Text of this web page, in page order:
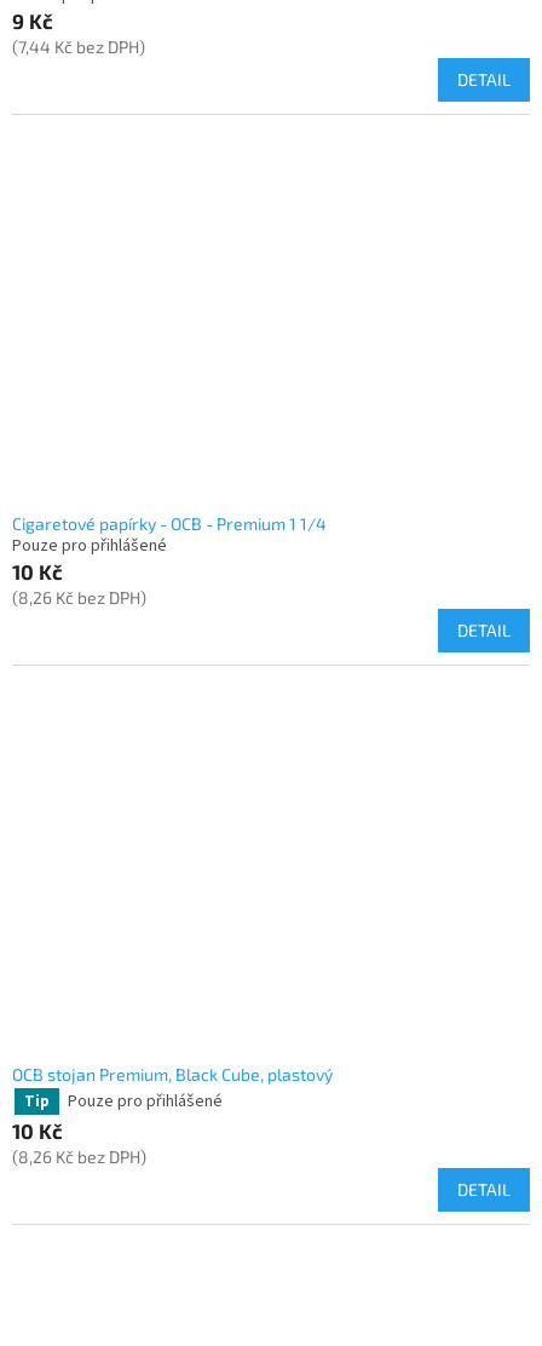
9 Kč
(7,44 Kč bez DPH)
DETAIL
Cigaretové papírky - OCB - Premium 1 1/4
Pouze pro přihlášené
10 Kč
(8,26 Kč bez DPH)
DETAIL
OCB stojan Premium, Black Cube, plastový
Tip
Pouze pro přihlášené
10 Kč
(8,26 Kč bez DPH)
DETAIL